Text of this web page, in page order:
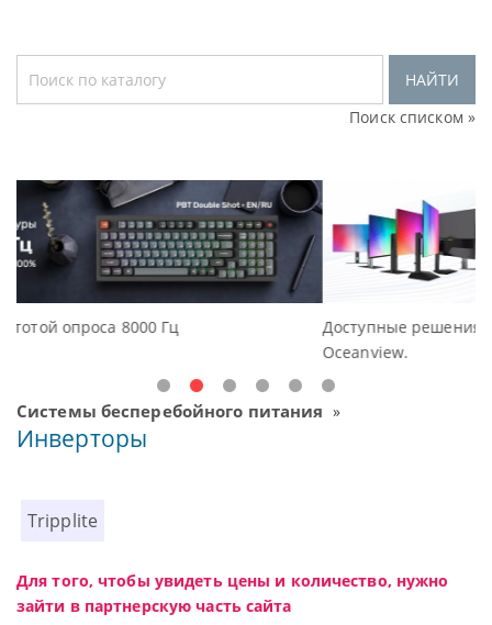
НАЙТИ
Поиск списком »
Доступные решения начального уровня, новые
Системы бесперебойного питания »
Инверторы
Tripplite
Для того, чтобы увидеть цены и количество, нужно
зайти в партнерскую часть сайта